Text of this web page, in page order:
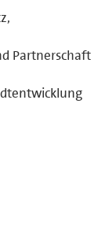
Partnerschaft